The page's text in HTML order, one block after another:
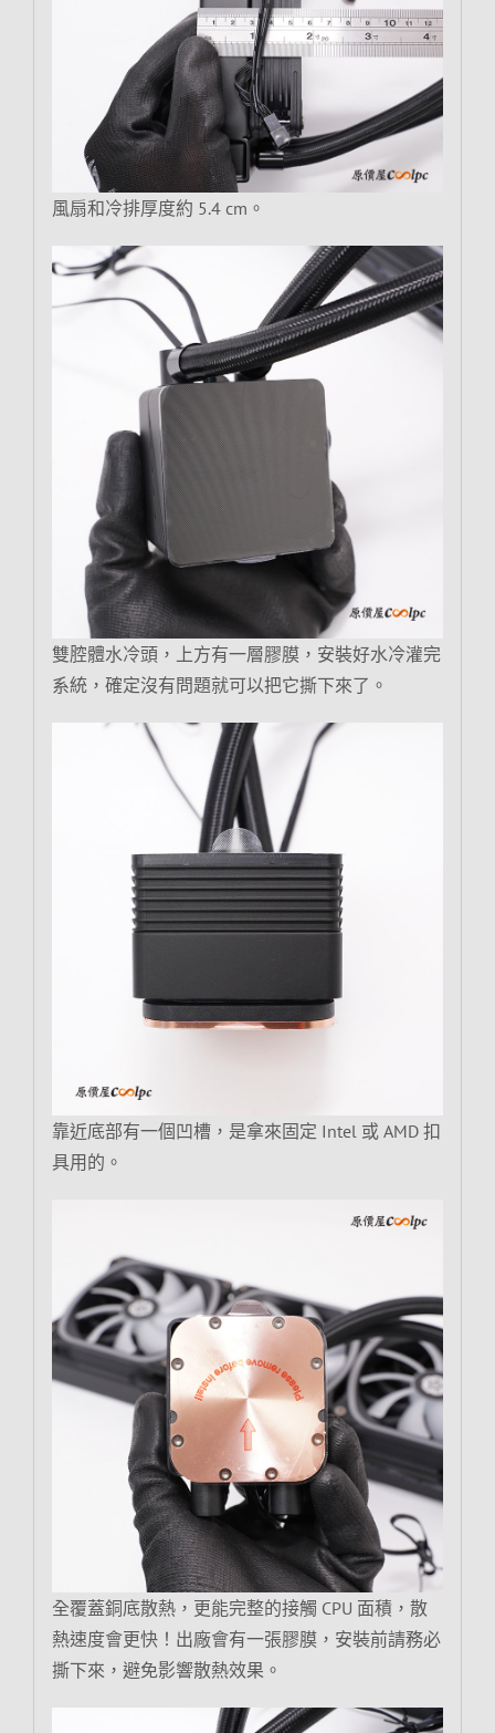
風扇和冷排厚度約 5.4 cm。
雙腔體水冷頭，上方有一層膠膜，安裝好水冷灌完
系統，確定沒有問題就可以把它撕下來了。
靠近底部有一個凹槽，是拿來固定 Intel 或 AMD 扣
具用的。
全覆蓋銅底散熱，更能完整的接觸 CPU 面積，散
熱速度會更快！出廠會有一張膠膜，安裝前請務必
撕下來，避免影響散熱效果。